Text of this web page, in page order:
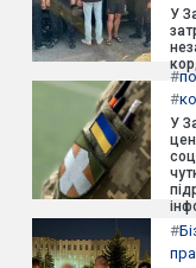
У
#
#
У
#